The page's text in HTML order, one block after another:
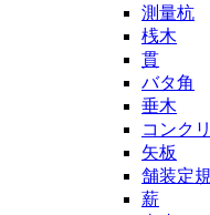
測量杭
桟木
貫
バタ角
垂木
コンク
矢板
舗装定規
薪